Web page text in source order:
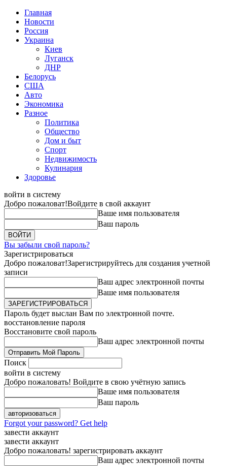
Главная
Новости
Россия
Украина
Киев
Луганск
ДНР
Белорусь
США
Авто
Экономика
Разное
Политика
Общество
Дом и быт
Спорт
Недвижимость
Кулинария
Здоровье
войти в систему
Добро пожаловат!Войдите в свой аккаунт
Ваше имя пользователя
Ваш пароль
Вы забыли свой пароль?
Зарегистрироваться
Добро пожаловат!Зарегистрируйтесь для создания учетной
записи
Ваш адрес электронной почты
Ваше имя пользователя
Пароль будет выслан Вам по электронной почте.
восстановление пароля
Восстановите свой пароль
Ваш адрес электронной почты
Поиск
войти в систему
Добро пожаловать! Войдите в свою учётную запись
Ваше имя пользователя
Ваш пароль
Forgot your password? Get help
завести аккаунт
завести аккаунт
Добро пожаловать! зарегистрировать аккаунт
Ваш адрес электронной почты